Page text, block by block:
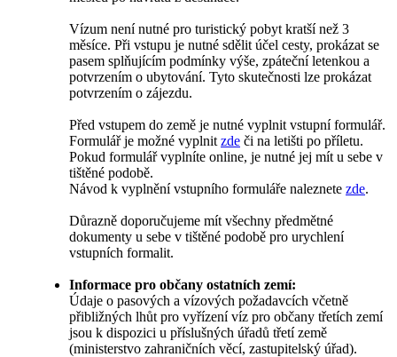
Vízum není nutné pro turistický pobyt kratší než 3
měsíce. Při vstupu je nutné sdělit účel cesty, prokázat se
pasem splňujícím podmínky výše, zpáteční letenkou a
potvrzením o ubytování. Tyto skutečnosti lze prokázat
potvrzením o zájezdu.
Před vstupem do země je nutné vyplnit vstupní formulář.
Formulář je možné vyplnit zde či na letišti po příletu.
Pokud formulář vyplníte online, je nutné jej mít u sebe v
tištěné podobě.
Návod k vyplnění vstupního formuláře naleznete zde.
Důrazně doporučujeme mít všechny předmětné
dokumenty u sebe v tištěné podobě pro urychlení
vstupních formalit.
Informace pro občany ostatních zemí:
Údaje o pasových a vízových požadavcích včetně
přibližných lhůt pro vyřízení víz pro občany třetích zemí
jsou k dispozici u příslušných úřadů třetí země
(ministerstvo zahraničních věcí, zastupitelský úřad).